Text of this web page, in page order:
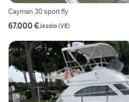
Cayman 30 sport fly
67.000 €Jesolo(VE)